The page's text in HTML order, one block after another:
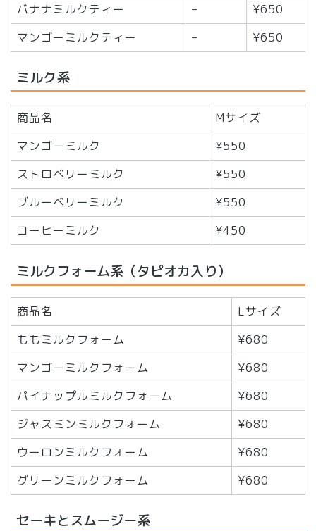
バナナミルクティー
–
¥650
マンゴーミルクティー
– ¥650
ミルク系
商品名
Mサイズ
マンゴーミルク
¥550
ストロベリーミルク
¥550
ブルーベリーミルク
¥550
コーヒーミルク
¥450
ミルクフォーム系（タピオカ入り）
商品名
Lサイズ
ももミルクフォーム
¥680
マンゴーミルクフォーム
¥680
パイナップルミルクフォーム
¥680
ジャスミンミルクフォーム
¥680
ウーロンミルクフォーム
¥680
グリーンミルクフォーム
¥680
セーキとスムージー系